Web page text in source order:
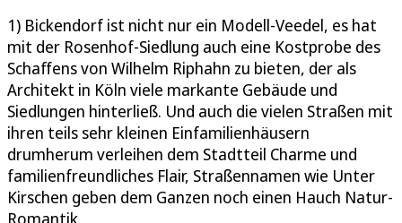
1) Bickendorf ist nicht nur ein Modell-Veedel, es hat
mit der Rosenhof-Siedlung auch eine Kostprobe des
Schaffens von Wilhelm Riphahn zu bieten, der als
Architekt in Köln viele markante Gebäude und
Siedlungen hinterließ. Und auch die vielen Straßen mit
ihren teils sehr kleinen Einfamilienhäusern
drumherum verleihen dem Stadtteil Charme und
familienfreundliches Flair, Straßennamen wie Unter
Kirschen geben dem Ganzen noch einen Hauch Natur-